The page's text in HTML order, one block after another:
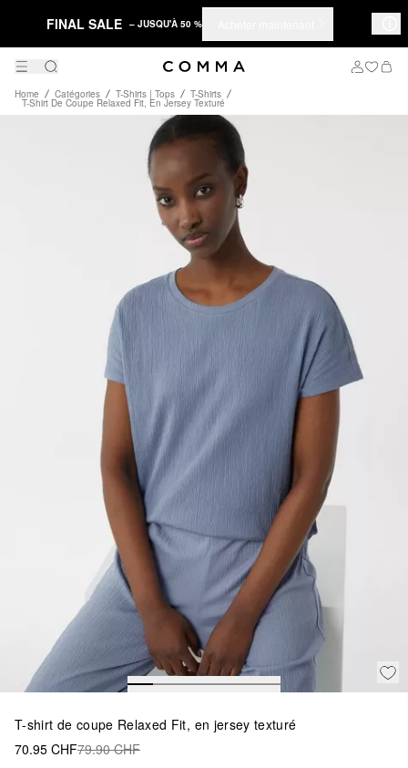
FINAL SALE – JUSQU'À 50 %
Home Catégories T-Shirts | Tops T-Shirts
T-Shirt De Coupe Relaxed Fit, En Jersey Texturé
T-shirt de coupe Relaxed Fit, en jersey texturé
70.95 CHF79.90 CHF